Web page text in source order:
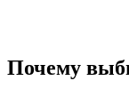
Почему